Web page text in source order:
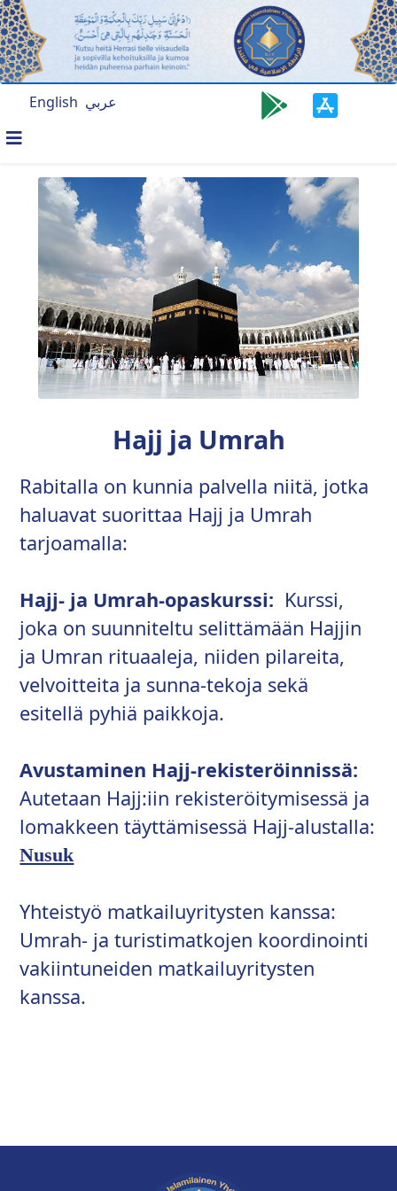
English عربي
Hajj ja Umrah
Rabitalla on kunnia palvella niitä, jotka
haluavat suorittaa Hajj ja Umrah
tarjoamalla:
Hajj- ja Umrah-opaskurssi: Kurssi,
joka on suunniteltu selittämään Hajjin
ja Umran rituaaleja, niiden pilareita,
velvoitteita ja sunna-tekoja sekä
esitellä pyhiä paikkoja.
Avustaminen Hajj-rekisteröinnissä:
Autetaan Hajj:iin rekisteröitymisessä ja
lomakkeen täyttämisessä Hajj-alustalla:
Nusuk
Yhteistyö matkailuyritysten kanssa:
Umrah- ja turistimatkojen koordinointi
vakiintuneiden matkailuyritysten
kanssa.